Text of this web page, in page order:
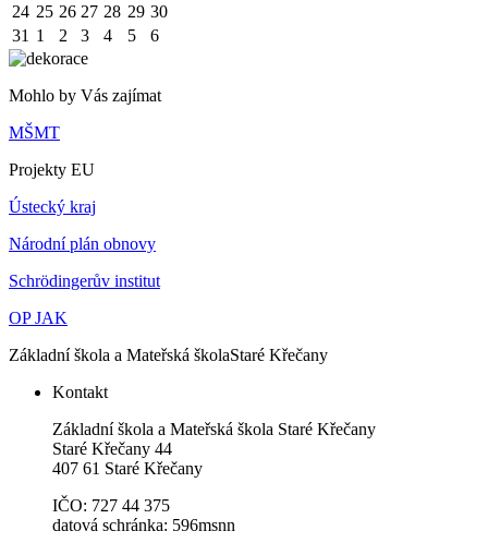
24 25 26 27 28 29 30
31 1 2 3 4 5 6
Mohlo by Vás zajímat
MŠMT
Projekty EU
Ústecký kraj
Národní plán obnovy
Schrödingerův institut
OP JAK
Základní škola a Mateřská školaStaré Křečany
Kontakt
Základní škola a Mateřská škola Staré Křečany
Staré Křečany 44
407 61 Staré Křečany
IČO: 727 44 375
datová schránka: 596msnn